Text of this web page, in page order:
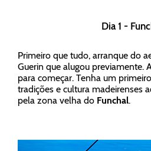
Dia 1 -
Primeiro que tudo, arranque do
Guerin que alugou previamente.
para começar. Tenha um
tradições e cultura madeirenses
pela zona velha do Funchal.